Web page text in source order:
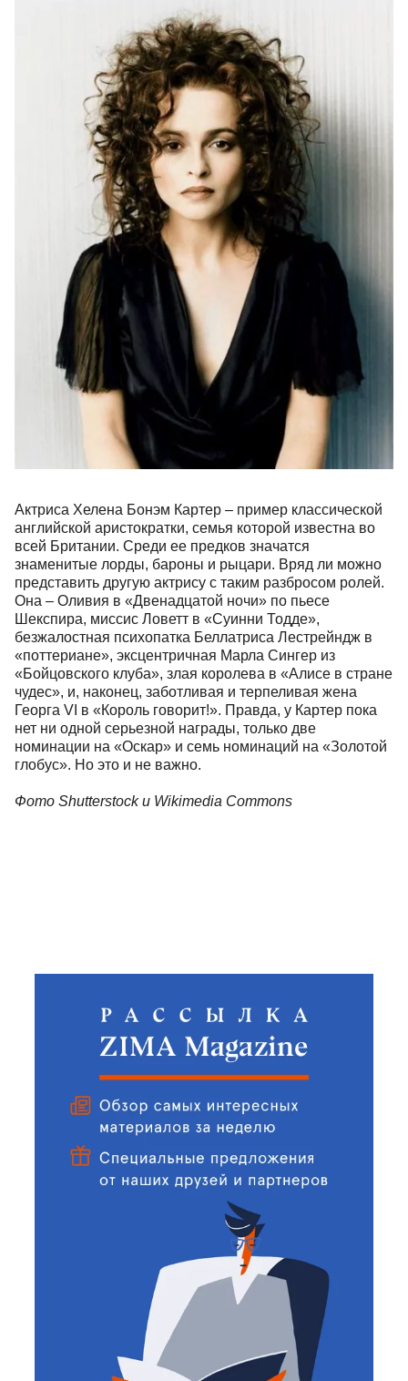
Актриса Хелена Бонэм Картер – пример классической
английской аристократки, семья которой известна во
всей Британии. Среди ее предков значатся
знаменитые лорды, бароны и рыцари. Вряд ли можно
представить другую актрису с таким разбросом ролей.
Она – Оливия в «Двенадцатой ночи» по пьесе
Шекспира, миссис Ловетт в «Суинни Тодде»,
безжалостная психопатка Беллатриса Лестрейндж в
«поттериане», эксцентричная Марла Сингер из
«Бойцовского клуба», злая королева в «Алисе в стране
чудес», и, наконец, заботливая и терпеливая жена
Георга VI в «Король говорит!». Правда, у Картер пока
нет ни одной серьезной награды, только две
номинации на «Оскар» и семь номинаций на «Золотой
глобус». Но это и не важно.
Фото Shutterstock и Wikimedia Commons